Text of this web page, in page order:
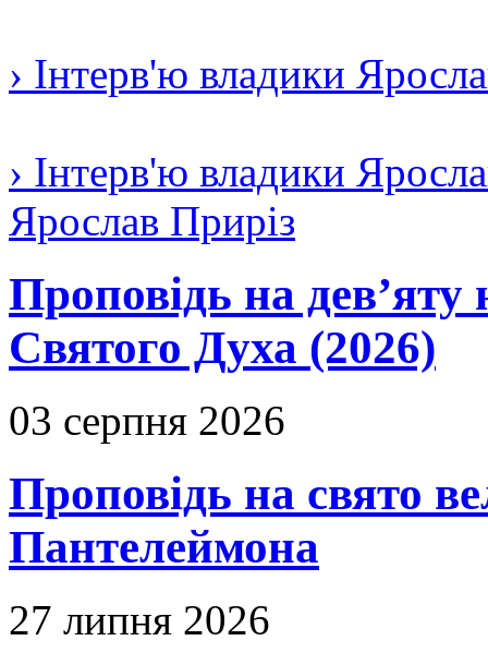
› Інтерв'ю владики
› Інтерв'ю владики
Ярослав Приріз
Проповідь на дев’яту
Святого Духа (2026)
03 серпня 2026
Проповідь на свято
Пантелеймона
27 липня 2026